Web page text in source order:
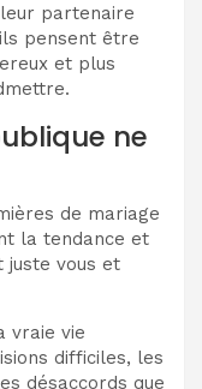
partenaire
pensent être
et plus
ne
de mariage
la tendance et
juste vous et
vraie vie
difficiles, les
désaccords que